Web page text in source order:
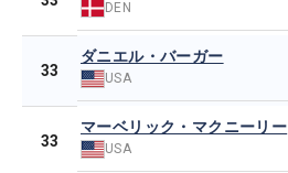
DEN
33
ダニエル・バーガー
USA
33
マーベリック・マクニーリー
USA